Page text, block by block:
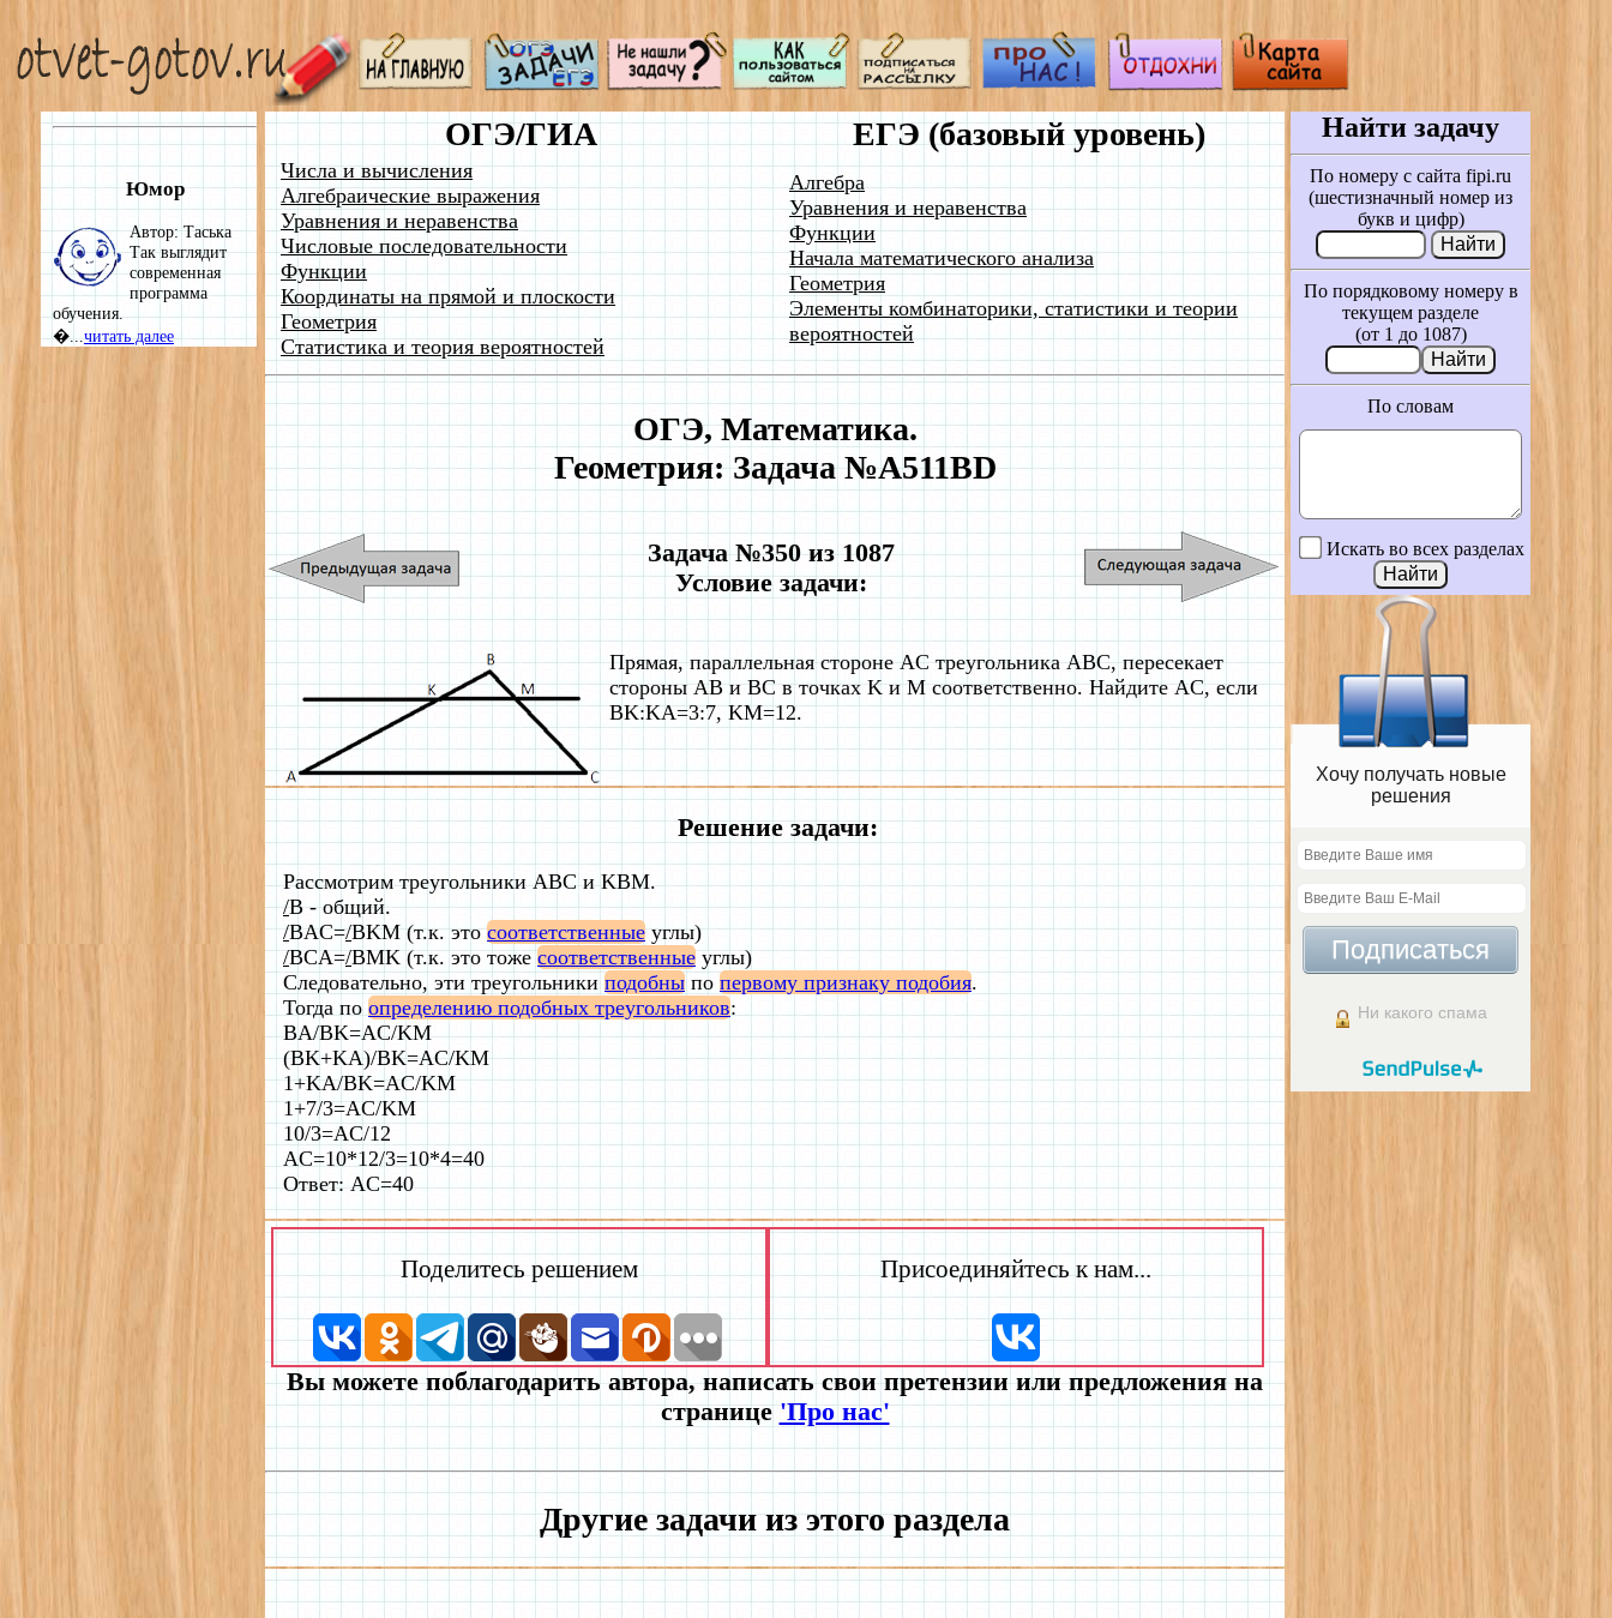
Юмор
Автор: Таська
Так выглядит
современная
программа
обучения.
�...читать далее
ОГЭ/ГИА ЕГЭ (базовый уровень)
Числа и вычисления
Алгебраические выражения
Уравнения и неравенства
Числовые последовательности
Функции
Координаты на прямой и плоскости
Геометрия
Статистика и теория вероятностей
Алгебра
Уравнения и неравенства
Функции
Начала математического анализа
Геометрия
Элементы комбинаторики, статистики и теории
вероятностей
ОГЭ, Математика.
Геометрия: Задача №A511BD
Задача №350 из 1087
Условие задачи:
Прямая, параллельная стороне AC треугольника ABC, пересекает
стороны AB и BC в точках K и M соответственно. Найдите AC, если
BK:KA=3:7, KM=12.
Решение задачи:
Рассмотрим треугольники ABC и KBM.
/B - общий.
/BAC=/BKM (т.к. этосоответственныеуглы)
/BCA=/BMK (т.к. это тожесоответственныеуглы)
Следовательно, эти треугольники подобны по первому признаку подобия.
Тогда по определению подобных треугольников:
BA/BK=AC/KM
(BK+KA)/BK=AC/KM
1+KA/BK=AC/KM
1+7/3=AC/KM
10/3=AC/12
AC=10*12/3=10*4=40
Ответ: AC=40
Поделитесь решением Присоединяйтесь к нам...
Вы можете поблагодарить автора, написать свои претензии или предложения на
странице'Про нас'
Другие задачи из этого раздела
Найти задачу
По номеру с сайта fipi.ru
(шестизначный номер из
букв и цифр)
По порядковому номеру в
текущем разделе
(от 1 до 1087)
По словам
Искать во всех разделах
Хочу получать новые
решения
Подписаться
Ни какого спама